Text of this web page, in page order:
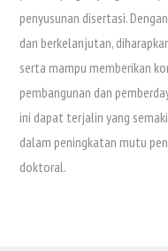
penyusunan disertasi.
dan berkelanjutan,
serta mampu memberikan
pembangunan dan
ini dapat terjalin yang
dalam peningkatan mutu
doktoral.